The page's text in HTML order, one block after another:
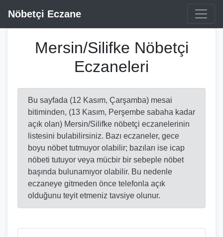
Nöbetçi Eczane
Mersin/Silifke Nöbetçi
Eczaneleri
Bu sayfada (12 Kasım, Çarşamba) mesai
bitiminden, (13 Kasım, Perşembe sabaha kadar
açık olan) Mersin/Silifke nöbetçi eczanelerinin
listesini bulabilirsiniz. Bazı eczaneler, gece
boyu nöbet tutmuyor olabilir; bazıları ise icap
nöbeti tutuyor veya mücbir bir sebeple nöbet
başında bulunamıyor olabilir. Bu nedenle
eczaneye gitmeden önce telefonla açık
olduğunu teyit etmeniz tavsiye olunur.